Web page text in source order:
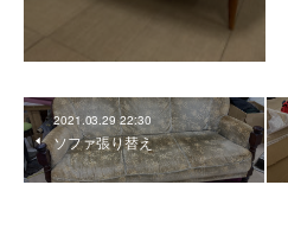
2021.03.29 22:30
ソファ張り替え